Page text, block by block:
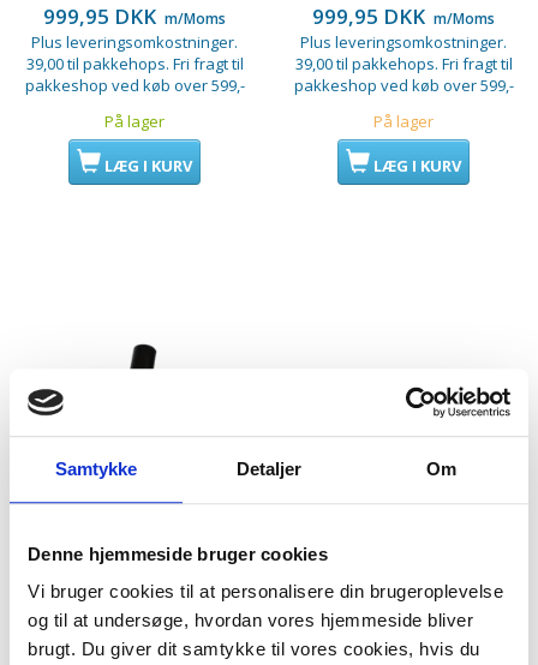
Samtykke Detaljer Om
Denne hjemmeside bruger cookies
Vi bruger cookies til at personalisere din brugeroplevelse
og til at undersøge, hvordan vores hjemmeside bliver
brugt. Du giver dit samtykke til vores cookies, hvis du
999,95 DKK m/Moms
Plus leveringsomkostninger.
39,00 til pakkehops. Fri fragt til
pakkeshop ved køb over 599,-
På lager
LÆG I KURV
999,95 DKK m/Moms
Plus leveringsomkostninger.
39,00 til pakkehops. Fri fragt til
pakkeshop ved køb over 599,-
På lager
LÆG I KURV
børster 38 mm Ø; Bredde
450 mm
Model/varenr.: 130033
industrimundstykke 50
mm Ø, 50 cm bred. IRD500
Model/varenr.: 130057